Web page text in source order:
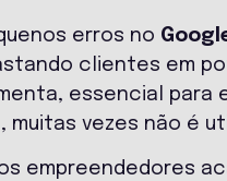
erros no
clientes em
essencial para
muitas vezes não é
empreendedores